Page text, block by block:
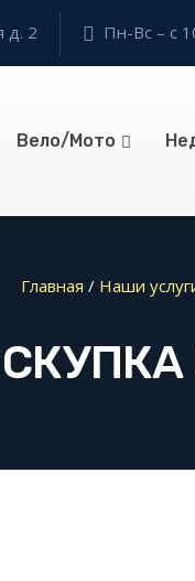
д. 2 Пн-Вс – с
Вело/Мото
Главная / Наши
СКУПКА